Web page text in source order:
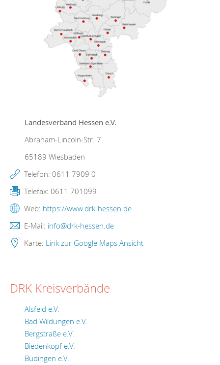
Landesverband Hessen e.V.
Abraham-Lincoln-Str. 7
65189 Wiesbaden
Telefon: 0611 7909 0
Telefax: 0611 701099
Web: https://www.drk-hessen.de
E-Mail: info@drk-hessen.de
Karte: Link zur Google Maps Ansicht
DRK Kreisverbände
Alsfeld e.V.
Bad Wildungen e.V.
Bergstraße e.V.
Biedenkopf e.V.
Büdingen e.V.